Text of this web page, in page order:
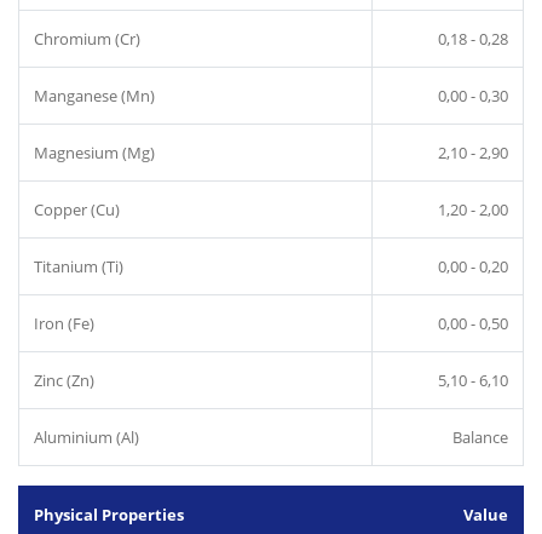
Chromium (Cr) 0,18 - 0,28
Manganese (Mn) 0,00 - 0,30
Magnesium (Mg) 2,10 - 2,90
Copper (Cu) 1,20 - 2,00
Titanium (Ti) 0,00 - 0,20
Iron (Fe) 0,00 - 0,50
Zinc (Zn) 5,10 - 6,10
Aluminium (Al) Balance
Physical Properties Value